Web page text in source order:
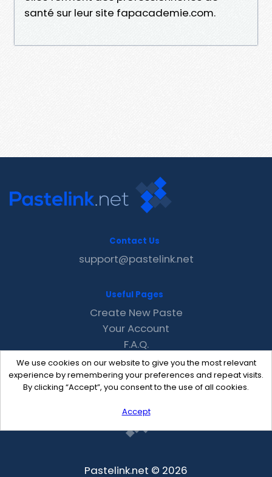
santé sur leur site fapacademie.com.
We use cookies on our website to give you the most relevant
experience by remembering your preferences and repeat visits.
By clicking “Accept”, you consent to the use of all cookies.
Accept
Contact Us
support@pastelink.net
Useful Pages
Create New Paste
Your Account
F.A.Q.
Recent
Contact
Pastelink.net © 2026